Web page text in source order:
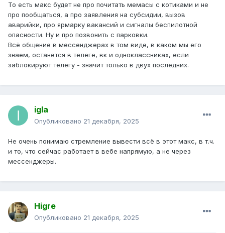
То есть макс будет не про почитать мемасы с котиками и не
про пообщаться, а про заявления на субсидии, вызов
аварийки, про ярмарку вакансий и сигналы беспилотной
опасности. Ну и про позвонить с парковки.
Всё общение в мессенджерах в том виде, в каком мы его
знаем, останется в телеге, вк и одноклассниках, если
заблокируют телегу - значит только в двух последних.
igla
Опубликовано 21 декабря, 2025
Не очень понимаю стремление вывести всё в этот макс, в т.ч.
и то, что сейчас работает в вебе напрямую, а не через
мессенджеры.
Higre
Опубликовано 21 декабря, 2025